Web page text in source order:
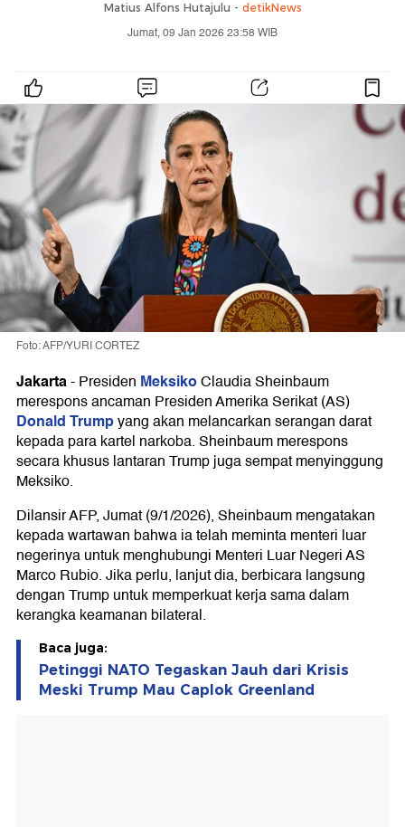
Matius Alfons Hutajulu - detikNews
Jumat, 09 Jan 2026 23:58 WIB
Foto: AFP/YURI CORTEZ
Jakarta-Presiden MeksikoClaudia Sheinbaum
merespons ancaman Presiden Amerika Serikat (AS)
Donald Trumpyang akan melancarkan serangan darat
kepada para kartel narkoba. Sheinbaum merespons
secara khusus lantaran Trump juga sempat menyinggung
Meksiko.
Dilansir AFP, Jumat (9/1/2026), Sheinbaum mengatakan
kepada wartawan bahwa ia telah meminta menteri luar
negerinya untuk menghubungi Menteri Luar Negeri AS
Marco Rubio. Jika perlu, lanjut dia, berbicara langsung
dengan Trump untuk memperkuat kerja sama dalam
kerangka keamanan bilateral.
Baca juga:
Petinggi NATO Tegaskan Jauh dari Krisis
Meski Trump Mau Caplok Greenland